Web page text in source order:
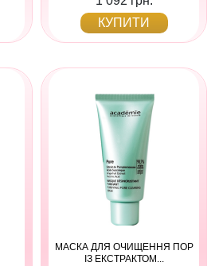
КУПИТИ
МАСКА ДЛЯ ОЧИЩЕННЯ ПОР
ІЗ ЕКСТРАКТОМ...